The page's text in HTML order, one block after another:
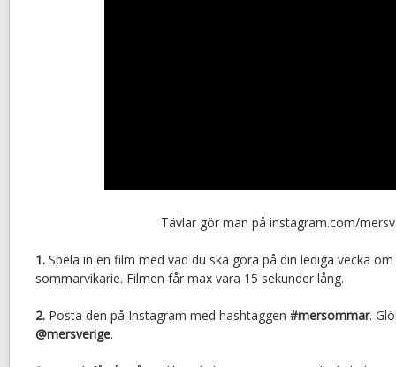
Tävlar gör man på instagram.com/
1. Spela in en film med vad du ska göra på din lediga vecka
sommarvikarie. Filmen får max vara 15 sekunder lång.
2. Posta den på Instagram med hashtaggen #mersommar.
@mersverige.